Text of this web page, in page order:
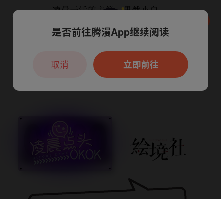
本章节仅支持App阅读，可打开App新用
户7天免费看
是否前往腾漫App继续阅读
立即前往
取消